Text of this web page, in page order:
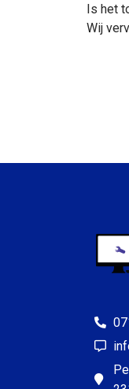
Is het
Wij